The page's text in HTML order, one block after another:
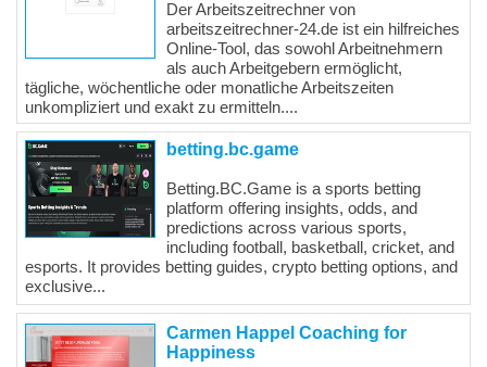
Der Arbeitszeitrechner von
arbeitszeitrechner-24.de ist ein hilfreiches
Online-Tool, das sowohl Arbeitnehmern
als auch Arbeitgebern ermöglicht,
tägliche, wöchentliche oder monatliche Arbeitszeiten
unkompliziert und exakt zu ermitteln....
betting.bc.game
Betting.BC.Game is a sports betting
platform offering insights, odds, and
predictions across various sports,
including football, basketball, cricket, and
esports. It provides betting guides, crypto betting options, and
exclusive...
Carmen Happel Coaching for
Happiness